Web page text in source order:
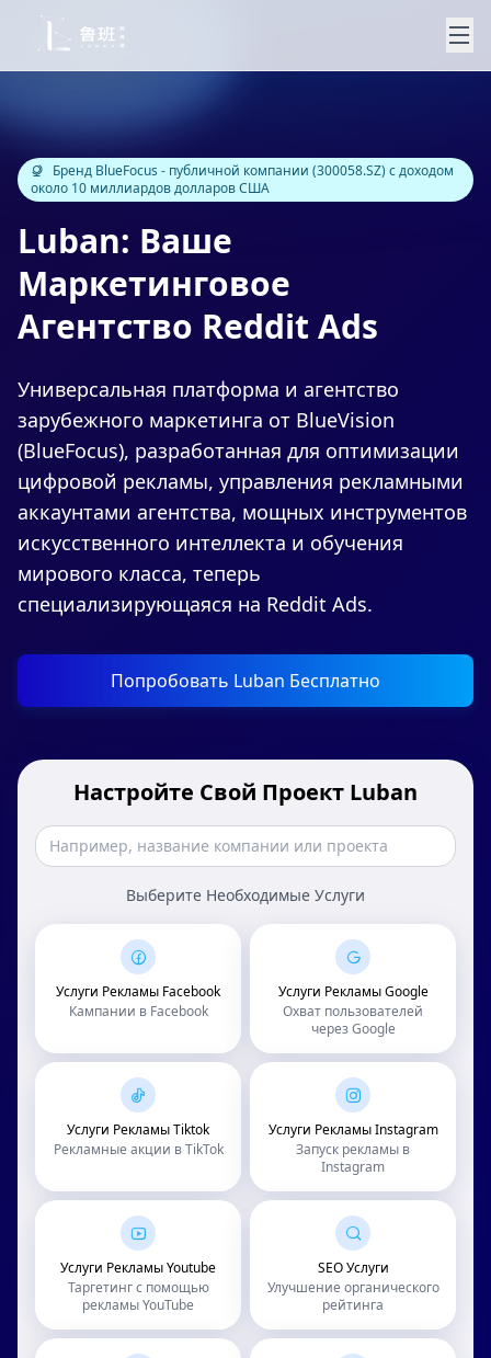
Бренд BlueFocus - публичной компании (300058.SZ) с доходом
около 10 миллиардов долларов США
Luban: Ваше
Маркетинговое
Агентство Reddit Ads
Универсальная платформа и агентство
зарубежного маркетинга от BlueVision
(BlueFocus), разработанная для оптимизации
цифровой рекламы, управления рекламными
аккаунтами агентства, мощных инструментов
искусственного интеллекта и обучения
мирового класса, теперь
специализирующаяся на Reddit Ads.
Попробовать Luban Бесплатно
Настройте Свой Проект Luban
Выберите Необходимые Услуги
Услуги Рекламы Facebook
Кампании в Facebook
Услуги Рекламы Google
Охват пользователей
через Google
Услуги Рекламы Tiktok
Рекламные акции в TikTok
Услуги Рекламы Instagram
Запуск рекламы в
Instagram
Услуги Рекламы Youtube
Таргетинг с помощью
рекламы YouTube
SEO Услуги
Улучшение органического
рейтинга